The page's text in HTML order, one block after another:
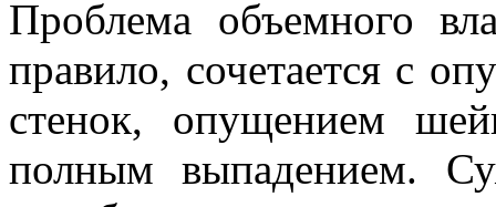
Проблема объемного
правило, сочетается с
стенок, опущением
полным выпадением.